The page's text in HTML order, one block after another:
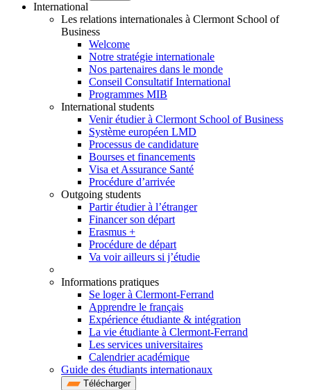
International
Les relations internationales à Clermont School of
Business
Welcome
Notre stratégie internationale
Nos partenaires dans le monde
Conseil Consultatif International
Programmes MIB
International students
Venir étudier à Clermont School of Business
Système européen LMD
Processus de candidature
Bourses et financements
Visa et Assurance Santé
Procédure d’arrivée
Outgoing students
Partir étudier à l’étranger
Financer son départ
Erasmus +
Procédure de départ
Va voir ailleurs si j’étudie
Informations pratiques
Se loger à Clermont-Ferrand
Apprendre le français
Expérience étudiante & intégration
La vie étudiante à Clermont-Ferrand
Les services universitaires
Calendrier académique
Guide des étudiants internationaux
Télécharger